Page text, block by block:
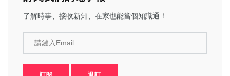
了解時事、接收新知、在家也能當個知識通！
請鍵入Email